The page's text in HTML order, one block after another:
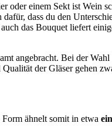
oder einem Sekt ist Wein
dass du den
das Bouquet liefert
angebracht. Bei der
der Gläser gehen
ähnelt somit in etwa